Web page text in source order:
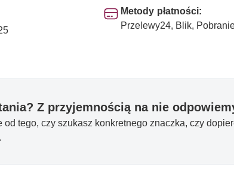
Metody płatności:
Przelewy24, Blik,
Z przyjemnością na nie
od tego, czy szukasz konkretnego znaczka, czy